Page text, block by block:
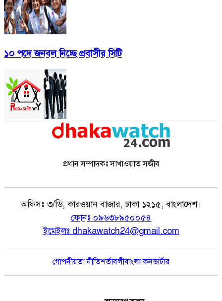
১০ পদে জনবল নিচ্ছে প্রবাসীর সিটি
প্রধান সম্পাদকঃ সাখাওয়াত সজীব
অফিসঃ ৩/ডি, কারওয়ান বাজার, ঢাকা ১২১৫, বাংলাদেশ।
ফোনঃ ০৯৬৩৮৯৫০০৫৪
ইমেইলঃ dhakawatch24@gmail.com
গোপনীয়তা নীতিশর্তাবলীবাংলা কনভার্টার